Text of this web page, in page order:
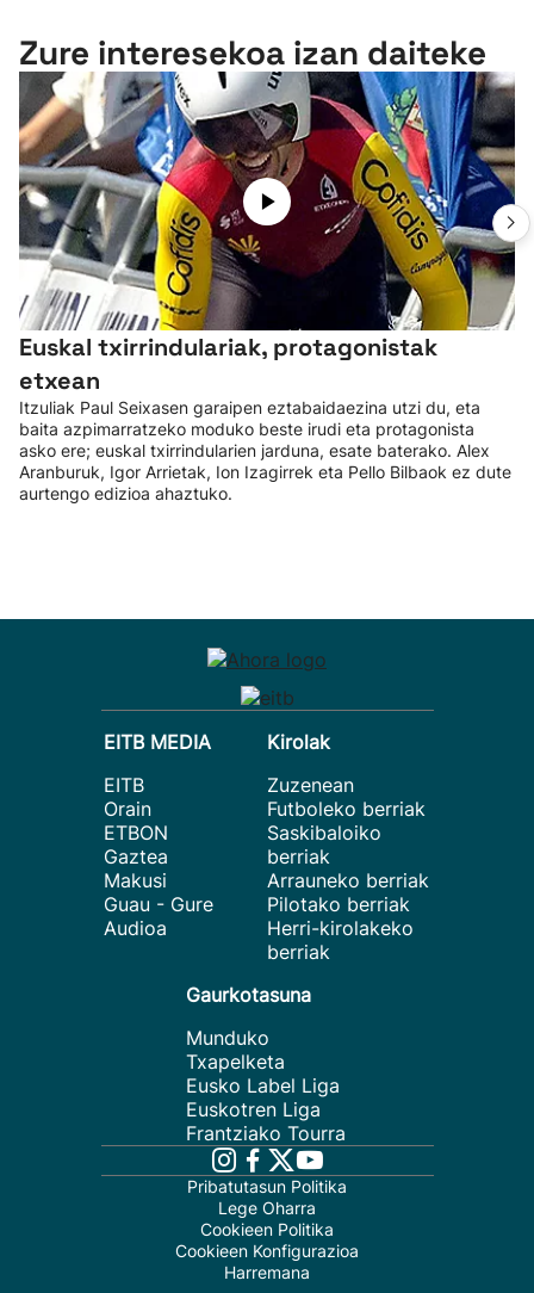
Zure interesekoa izan daiteke
Euskal txirrindulariak, protagonistak
etxean
Itzuliak Paul Seixasen garaipen eztabaidaezina utzi du, eta
baita azpimarratzeko moduko beste irudi eta protagonista
asko ere; euskal txirrindularien jarduna, esate baterako. Alex
Aranburuk, Igor Arrietak, Ion Izagirrek eta Pello Bilbaok ez dute
aurtengo edizioa ahaztuko.
EITB MEDIA
EITB
Orain
ETBON
Gaztea
Makusi
Guau - Gure
Audioa
Kirolak
Zuzenean
Futboleko berriak
Saskibaloiko
berriak
Arrauneko berriak
Pilotako berriak
Herri-kirolakeko
berriak
Gaurkotasuna
Munduko
Txapelketa
Eusko Label Liga
Euskotren Liga
Frantziako Tourra
Pribatutasun Politika
Lege Oharra
Cookieen Politika
Cookieen Konfigurazioa
Harremana